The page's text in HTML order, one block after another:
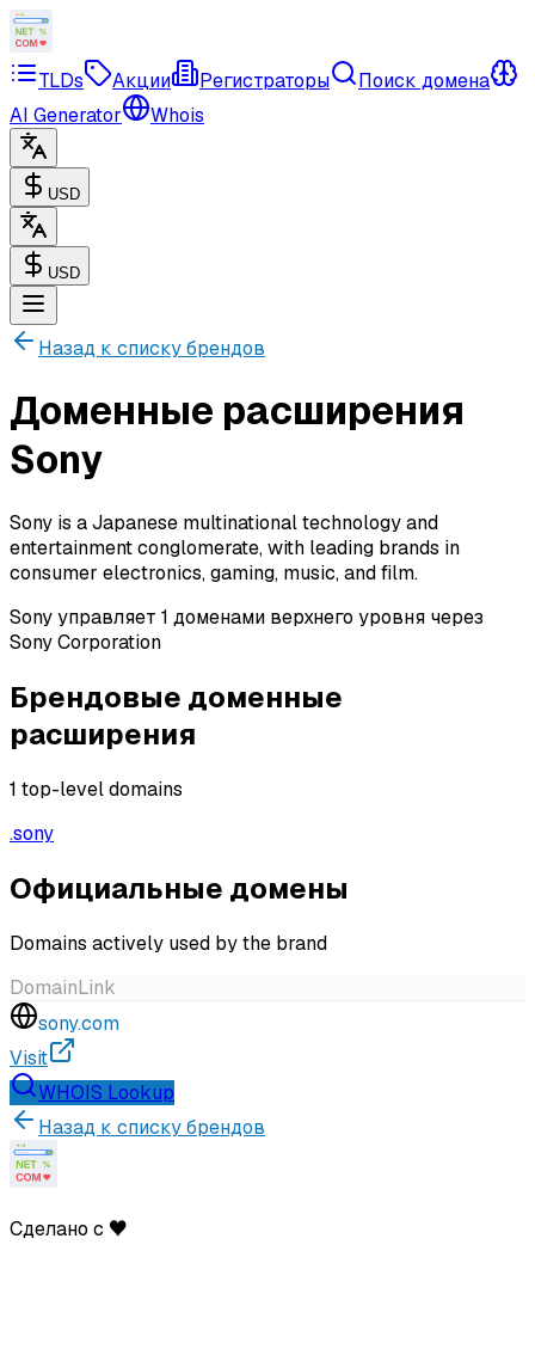
TLDs Акции Регистраторы
Поиск домена
AI Generator
Whois
USD
USD
Назад к списку брендов
Доменные расширения
Sony
Sony is a Japanese multinational technology and
entertainment conglomerate, with leading brands in
consumer electronics, gaming, music, and film.
Sony управляет 1 доменами верхнего уровня через
Sony Corporation
Брендовые доменные
расширения
1 top-level domains
.sony
Официальные домены
Domains actively used by the brand
DomainLink
sony.com
Visit
WHOIS Lookup
Назад к списку брендов
Сделано с ♥